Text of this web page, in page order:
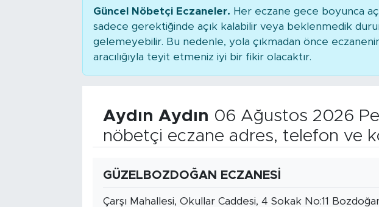
Güncel Nöbetçi Eczaneler. Her eczane gece boyunca
sadece gerektiğinde açık kalabilir veya beklenmedik
gelemeyebilir. Bu nedenle, yola çıkmadan önce
aracılığıyla teyit etmeniz iyi bir fikir olacaktır.
Aydın Aydın 06 Ağustos 2026
nöbetçi eczane adres, telefon ve
GÜZELBOZDOĞAN ECZANESİ
Çarşı Mahallesi, Okullar Caddesi, 4 Sokak No:11